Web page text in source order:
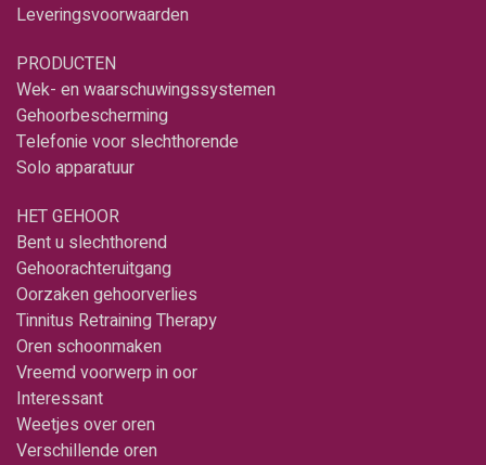
Leveringsvoorwaarden
PRODUCTEN
Wek- en waarschuwingssystemen
Gehoorbescherming
Telefonie voor slechthorende
Solo apparatuur
HET GEHOOR
Bent u slechthorend
Gehoorachteruitgang
Oorzaken gehoorverlies
Tinnitus Retraining Therapy
Oren schoonmaken
Vreemd voorwerp in oor
Interessant
Weetjes over oren
Verschillende oren